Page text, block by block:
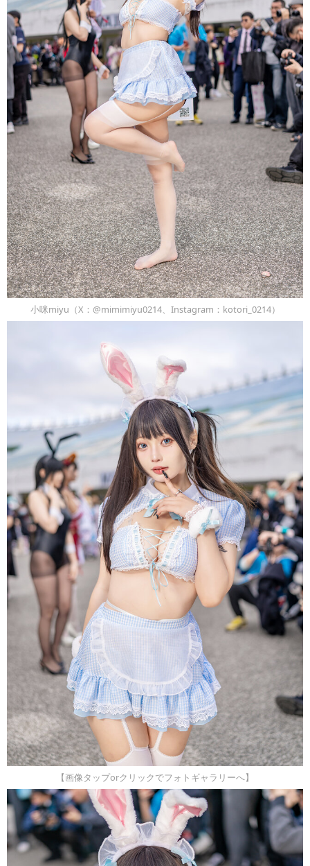
小咪miyu（X：@mimimiyu0214、Instagram：kotori_0214）
【画像タップorクリックでフォトギャラリーへ】